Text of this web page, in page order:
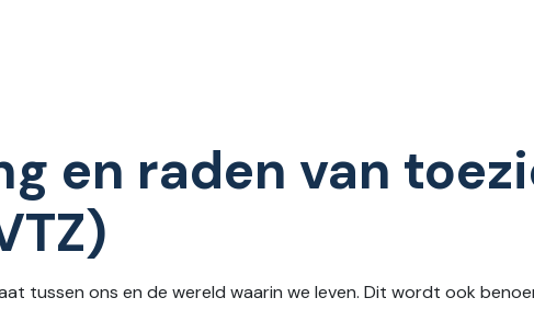
en raden van
tussen ons en de wereld waarin we leven. Dit wordt ook